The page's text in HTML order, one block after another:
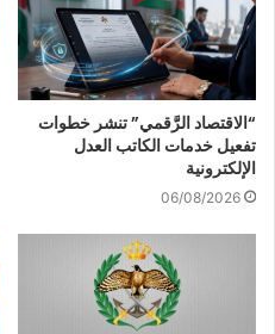
“الاقتصاد الرَّقمي” تنشر خطوات
تفعيل خدمات الكاتب العدل
الإلكترونية
06/08/2026